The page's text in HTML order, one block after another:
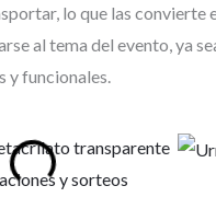
lo que las convierte
al tema del evento, ya
y funcionales.